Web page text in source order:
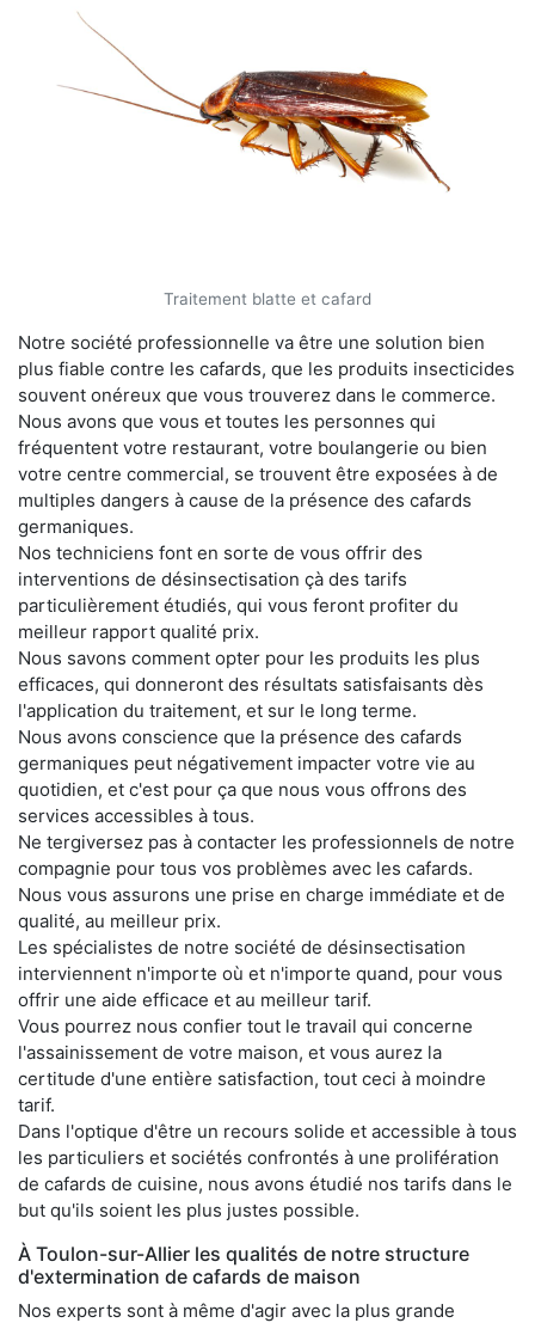
Traitement blatte et cafard
Notre société professionnelle va être une solution bien
plus fiable contre les cafards, que les produits insecticides
souvent onéreux que vous trouverez dans le commerce.
Nous avons que vous et toutes les personnes qui
fréquentent votre restaurant, votre boulangerie ou bien
votre centre commercial, se trouvent être exposées à de
multiples dangers à cause de la présence des cafards
germaniques.
Nos techniciens font en sorte de vous offrir des
interventions de désinsectisation çà des tarifs
particulièrement étudiés, qui vous feront profiter du
meilleur rapport qualité prix.
Nous savons comment opter pour les produits les plus
efficaces, qui donneront des résultats satisfaisants dès
l'application du traitement, et sur le long terme.
Nous avons conscience que la présence des cafards
germaniques peut négativement impacter votre vie au
quotidien, et c'est pour ça que nous vous offrons des
services accessibles à tous.
Ne tergiversez pas à contacter les professionnels de notre
compagnie pour tous vos problèmes avec les cafards.
Nous vous assurons une prise en charge immédiate et de
qualité, au meilleur prix.
Les spécialistes de notre société de désinsectisation
interviennent n'importe où et n'importe quand, pour vous
offrir une aide efficace et au meilleur tarif.
Vous pourrez nous confier tout le travail qui concerne
l'assainissement de votre maison, et vous aurez la
certitude d'une entière satisfaction, tout ceci à moindre
tarif.
Dans l'optique d'être un recours solide et accessible à tous
les particuliers et sociétés confrontés à une prolifération
de cafards de cuisine, nous avons étudié nos tarifs dans le
but qu'ils soient les plus justes possible.
À Toulon-sur-Allier les qualités de notre structure
d'extermination de cafards de maison
Nos experts sont à même d'agir avec la plus grande